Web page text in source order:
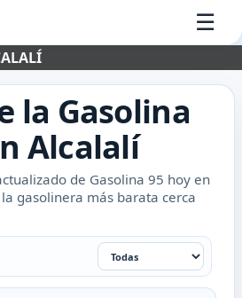
☰
la Gasolina
Alcalalí
de Gasolina 95 hoy en
gasolinera más barata cerca